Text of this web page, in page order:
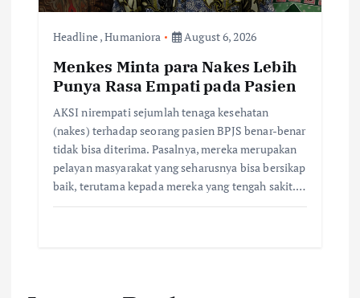
Headline,Humaniora August 6, 2026
Menkes Minta para Nakes Lebih
Punya Rasa Empati pada Pasien
AKSI nirempati sejumlah tenaga kesehatan
(nakes) terhadap seorang pasien BPJS benar-benar
tidak bisa diterima. Pasalnya, mereka merupakan
pelayan masyarakat yang seharusnya bisa bersikap
baik, terutama kepada mereka yang tengah sakit.…